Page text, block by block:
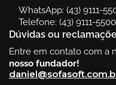
WhatsApp: (43) 9111-
Telefone: (43) 9111-5500
Dúvidas ou
Entre em contato com a
nosso fundador!